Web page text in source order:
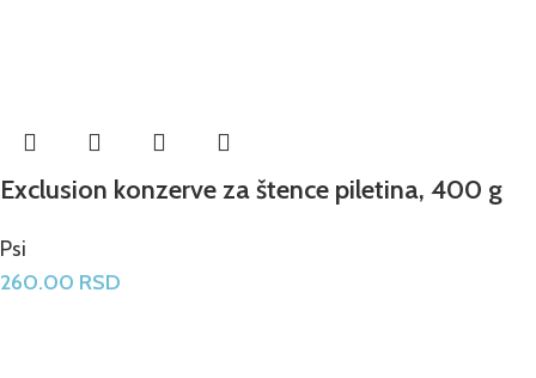
Exclusion konzerve za štence piletina, 400 g
Psi
260.00 RSD